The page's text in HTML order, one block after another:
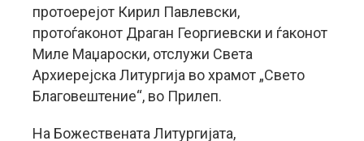
протоерејот Кирил Павлевски,
протоѓаконот Драган Георгиевски и ѓаконот
Миле Маџароски, отслужи Света
Архиерејска Литургија во храмот „Свето
Благовештение“, во Прилеп.
На Божествената Литургијата,